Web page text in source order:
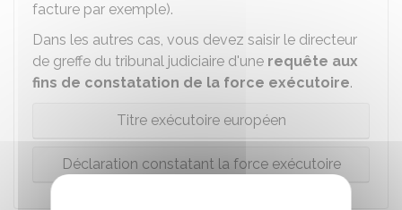
facture par exemple).
Dans les autres cas, vous devez saisir le directeur
de greffe du tribunal judiciaire d'une requête aux
fins de constatation de la force exécutoire.
Titre exécutoire européen
Déclaration constatant la force exécutoire